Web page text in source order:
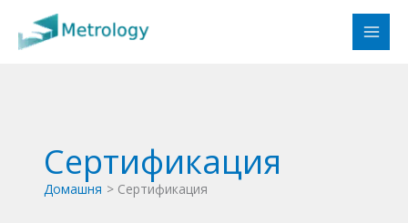
вмісту
Сертификация
Домашня Сертификация